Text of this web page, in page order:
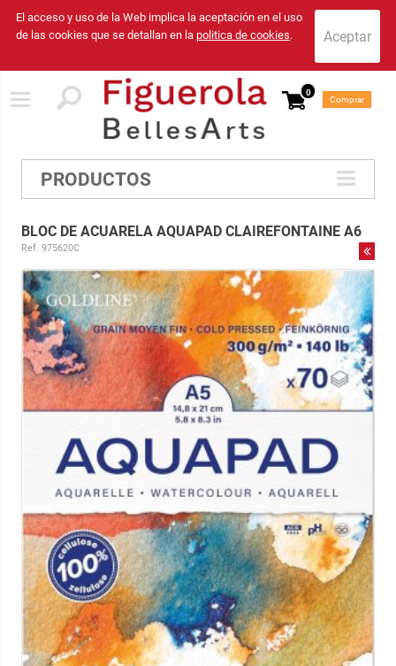
El acceso y uso de la Web implica la aceptación en el uso
de las cookies que se detallan en la politica de cookies.
0
Comprar
PRODUCTOS
BLOC DE ACUARELA AQUAPAD CLAIREFONTAINE A6
Ref. 975620C